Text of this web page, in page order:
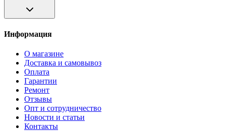
Информация
О магазине
Доставка и самовывоз
Оплата
Гарантии
Ремонт
Отзывы
Опт и сотрудничество
Новости и статьи
Контакты